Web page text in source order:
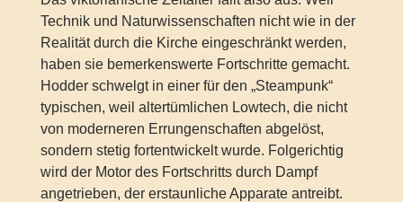
Technik und Naturwissenschaften nicht wie in der
Realität durch die Kirche eingeschränkt werden,
haben sie bemerkenswerte Fortschritte gemacht.
Hodder schwelgt in einer für den „Steampunk“
typischen, weil altertümlichen Lowtech, die nicht
von moderneren Errungenschaften abgelöst,
sondern stetig fortentwickelt wurde. Folgerichtig
wird der Motor des Fortschritts durch Dampf
angetrieben, der erstaunliche Apparate antreibt.